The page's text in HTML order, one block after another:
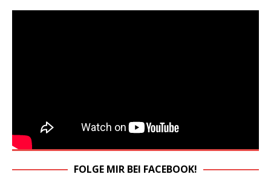
FOLGE MIR BEI FACEBOOK!